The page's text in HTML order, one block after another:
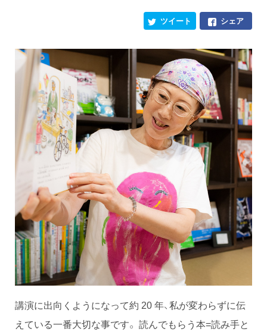
シェア
ツイート
講演に出向くようになって約 20 年、私が変わらずに伝
えている一番大切な事です。 読んでもらう本=読み手と